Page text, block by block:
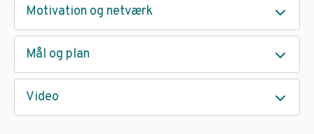
Motivation og netværk
Mål og plan
Video